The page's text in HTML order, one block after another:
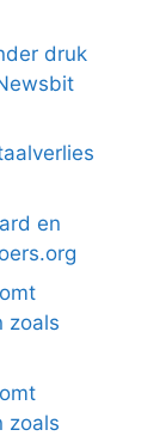
druk
en
zoals
zoals